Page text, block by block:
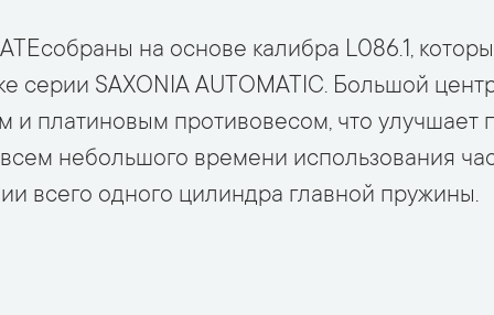
на основе калибра L086.1,
серии SAXONIA AUTOMATIC. Большой
платиновым противовесом, что улучшает
небольшого времени использования
всего одного цилиндра главной пружины.